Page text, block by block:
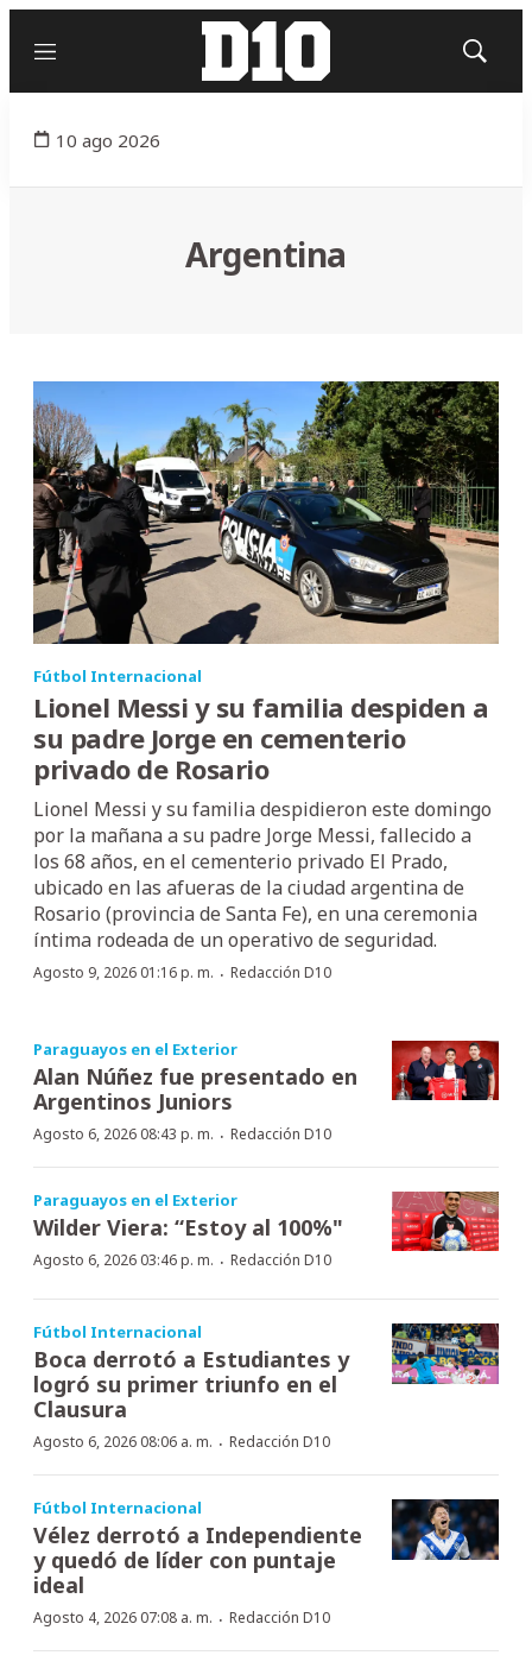
Menú
Mostrar
10 ago 2026
Argentina
Fútbol Internacional
Lionel Messi y su familia despiden a
su padre Jorge en cementerio
privado de Rosario
Lionel Messi y su familia despidieron este domingo
por la mañana a su padre Jorge Messi, fallecido a
los 68 años, en el cementerio privado El Prado,
ubicado en las afueras de la ciudad argentina de
Rosario (provincia de Santa Fe), en una ceremonia
íntima rodeada de un operativo de seguridad.
Agosto 9, 2026 01:16 p. m. · Redacción D10
Paraguayos en el Exterior
Alan Núñez fue presentado en
Argentinos Juniors
Agosto 6, 2026 08:43 p. m. · Redacción D10
Paraguayos en el Exterior
Wilder Viera: “Estoy al 100%"
Agosto 6, 2026 03:46 p. m. · Redacción D10
Fútbol Internacional
Boca derrotó a Estudiantes y
logró su primer triunfo en el
Clausura
Agosto 6, 2026 08:06 a. m. · Redacción D10
Fútbol Internacional
Vélez derrotó a Independiente
y quedó de líder con puntaje
ideal
Agosto 4, 2026 07:08 a. m. · Redacción D10